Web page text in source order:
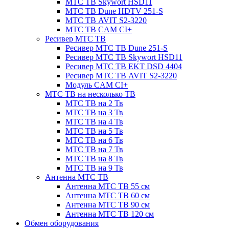
МТС ТВ Skywort HSD11
МТС ТВ Dune HDTV 251-S
МТС ТВ AVIT S2-3220
МТС ТВ CAM CI+
Ресивер МТС ТВ
Ресивер МТС ТВ Dune 251-S
Ресивер МТС ТВ Skywort HSD11
Ресивер МТС ТВ EKT DSD 4404
Ресивер МТС ТВ AVIT S2-3220
Модуль CAM CI+
МТС ТВ на несколько ТВ
МТС ТВ на 2 Тв
МТС ТВ на 3 Тв
МТС ТВ на 4 Тв
МТС ТВ на 5 Тв
МТС ТВ на 6 Тв
МТС ТВ на 7 Тв
МТС ТВ на 8 Тв
МТС ТВ на 9 Тв
Антенна МТС ТВ
Антенна МТС ТВ 55 см
Антенна МТС ТВ 60 см
Антенна МТС ТВ 90 см
Антенна МТС ТВ 120 см
Обмен оборудования